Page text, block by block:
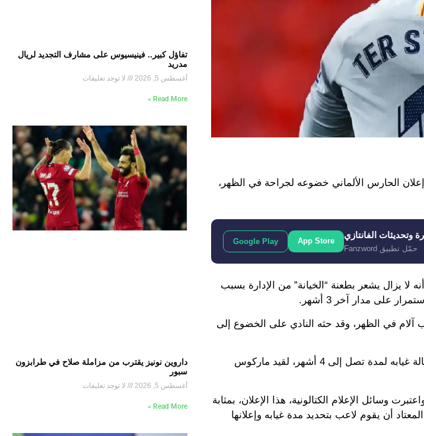
الحارس الألماني خضوعه لجراحة في الظهر،
وتحديثات الفانتازي
حمّل تطبيق Fanzword
App Store
Google Play
يزال يشعر بطعنة “الخيانة” من الإدارة بسبب
على مدار آخر 3 أشهر.
منذ العودة في 13 يوليو الماضي بسبب آلام في الظهر، وقد حثه النادي على الخضوع إلى
وكان برشلونة يستهدف أن يستغل لوائح الليجا، التي تسمح بقيد لاعب محل شتيجن في حالة غيابه لمدة تصل إلى 4 أشهر، لقيد ماركوس
قيد أحد في محله، واعتبرت وسائل الإعلام الكتالونية، هذا الإعلان، بمثابة
أن يقوم لاعب بتحديد مدة غيابه وإعلانها
تفاؤل كبير.. فينيسيوس على مشارف التجديد لريال
مدريد
أغسطس 5, 2026 لا توجد تعليقات
Read More »
داروين نونيز يقترب من مزاملة صلاح في طرابزون
سبور
أغسطس 5, 2026 لا توجد تعليقات
Read More »